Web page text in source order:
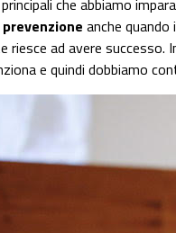
principali che abbiamo
anche quando
riesce ad avere successo.
e quindi dobbiamo